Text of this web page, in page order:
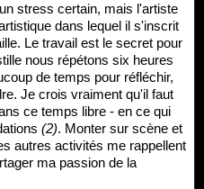
stress certain, mais l'artiste
dans lequel il s'inscrit
Le travail est le secret pour
nous répétons six heures
de temps pour réfléchir,
Je crois vraiment qu'il faut
ce temps libre - en ce qui
(2). Monter sur scène et
autres activités me rappellent
ma passion de la